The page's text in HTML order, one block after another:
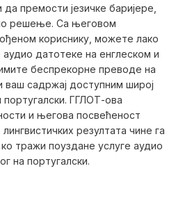
да премости језичке баријере,
решење. Са његовом
кориснику, можете лако
датотеке на енглеском и
беспрекорне преводе на
ваш садржај доступним широј
португалски. ГГЛОТ-ова
и његова посвећеност
резултата чине га
тражи поуздане услуге аудио
на португалски.